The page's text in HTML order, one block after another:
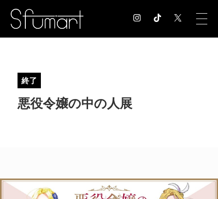
EXHIBITION
終了
悪役令嬢の中の人展